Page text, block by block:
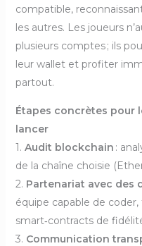
compatible,
les autres. Les joueurs
plusieurs comptes ; ils
leur wallet et profiter
partout.
Étapes concrètes pour
lancer
1. Audit blockchain :
de la chaîne choisie
2. Partenariat avec des
équipe capable de
smart‑contracts de
3. Communication